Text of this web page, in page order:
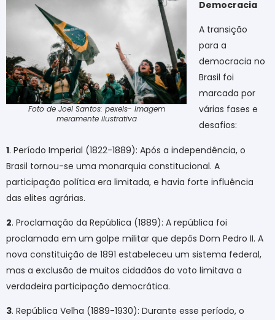
Foto de Joel Santos: pexels- Imagem
meramente ilustrativa
Democracia
A transição
para a
democracia no
Brasil foi
marcada por
várias fases e
desafios:
1. Período Imperial (1822-1889): Após a independência, o
Brasil tornou-se uma monarquia constitucional. A
participação política era limitada, e havia forte influência
das elites agrárias.
2. Proclamação da República (1889): A república foi
proclamada em um golpe militar que depôs Dom Pedro II. A
nova constituição de 1891 estabeleceu um sistema federal,
mas a exclusão de muitos cidadãos do voto limitava a
verdadeira participação democrática.
3. República Velha (1889-1930): Durante esse período, o